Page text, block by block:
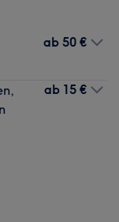
ab 50 €
ab 15 €